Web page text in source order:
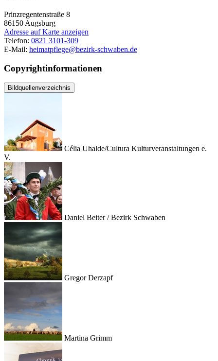
Prinzregentenstraße 8
86150 Augsburg
Adresse auf Karte anzeigen
Telefon: 0821 3101-309
E-Mail: heimatpflege@bezirk-schwaben.de
Copyrightinformationen
Bildquellenverzeichnis
Célia Uhalde/Cultura Kulturveranstaltungen e.
V.
Daniel Beiter / Bezirk Schwaben
Gregor Derzapf
Martina Grimm